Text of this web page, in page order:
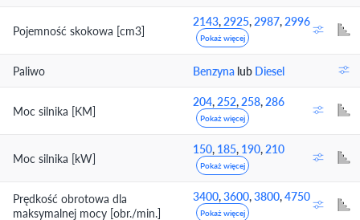
Pojemność skokowa [cm3]
2143,2925,2987,2996
Pokaż więcej
Paliwo Benzyna lub Diesel
Moc silnika [KM]
204,252,258,286
Pokaż więcej
Moc silnika [kW]
150, 185, 190,210
Pokaż więcej
Prędkość obrotowa dla
maksymalnej mocy [obr./min.]
3400,3600,3800,4750
Pokaż więcej